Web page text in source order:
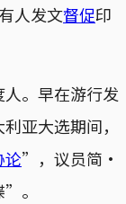
人发文督促印
。早在游行发
亚大选期间，
”，议员简·
。